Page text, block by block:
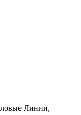
Линии,